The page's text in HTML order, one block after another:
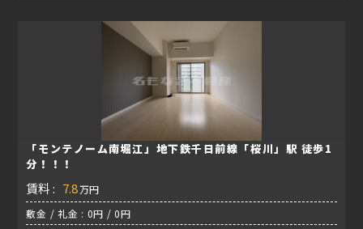
「モンテノーム南堀江」地下鉄千日前線「桜川」駅 徒歩1
分！！！
賃料 : 7.8万円
敷金 / 礼金 : 0円 / 0円